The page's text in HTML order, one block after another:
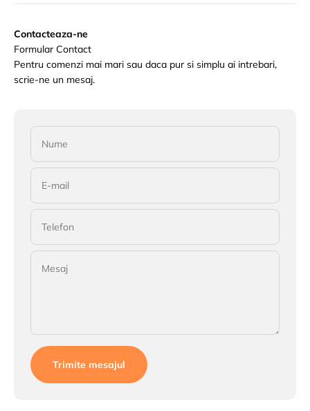
Contacteaza-ne
Formular Contact
Pentru comenzi mai mari sau daca pur si simplu ai intrebari,
scrie-ne un mesaj.
Nume
E-mail
Telefon
Mesaj
Trimite mesajul